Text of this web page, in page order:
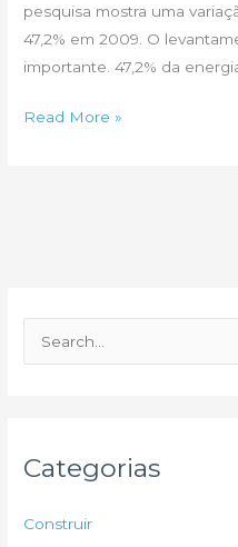
pesquisa mostra uma
47,2% em 2009. O
importante. 47,2% da
O
Read More »
e
Categorias
Construir